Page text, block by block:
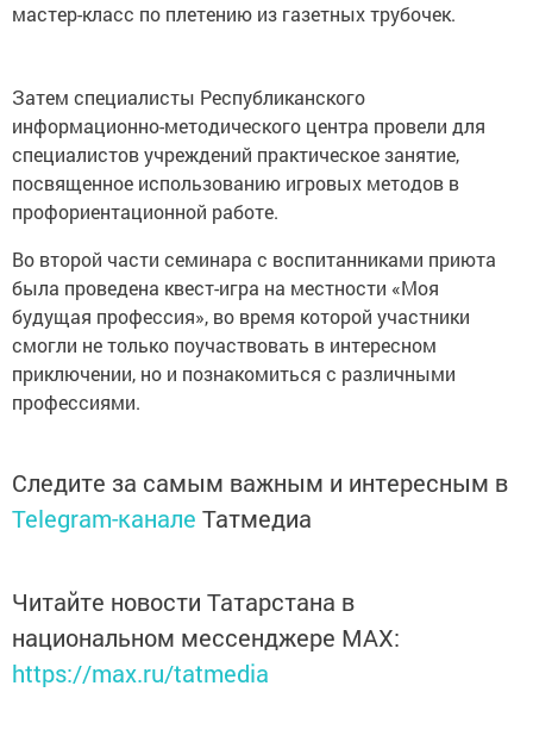
мастер-класс по плетению из газетных трубочек.
Затем специалисты Республиканского
информационно-методического центра провели для
специалистов учреждений практическое занятие,
посвященное использованию игровых методов в
профориентационной работе.
Во второй части семинара с воспитанниками приюта
была проведена квест-игра на местности «Моя
будущая профессия», во время которой участники
смогли не только поучаствовать в интересном
приключении, но и познакомиться с различными
профессиями.
Следите за самым важным и интересным в
Telegram-канале Татмедиа
Читайте новости Татарстана в
национальном мессенджере MАХ:
https://max.ru/tatmedia